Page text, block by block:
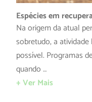
Espécies em
Na origem da atual
sobretudo, a
possível. Programas
quando …
+ Ver Mais